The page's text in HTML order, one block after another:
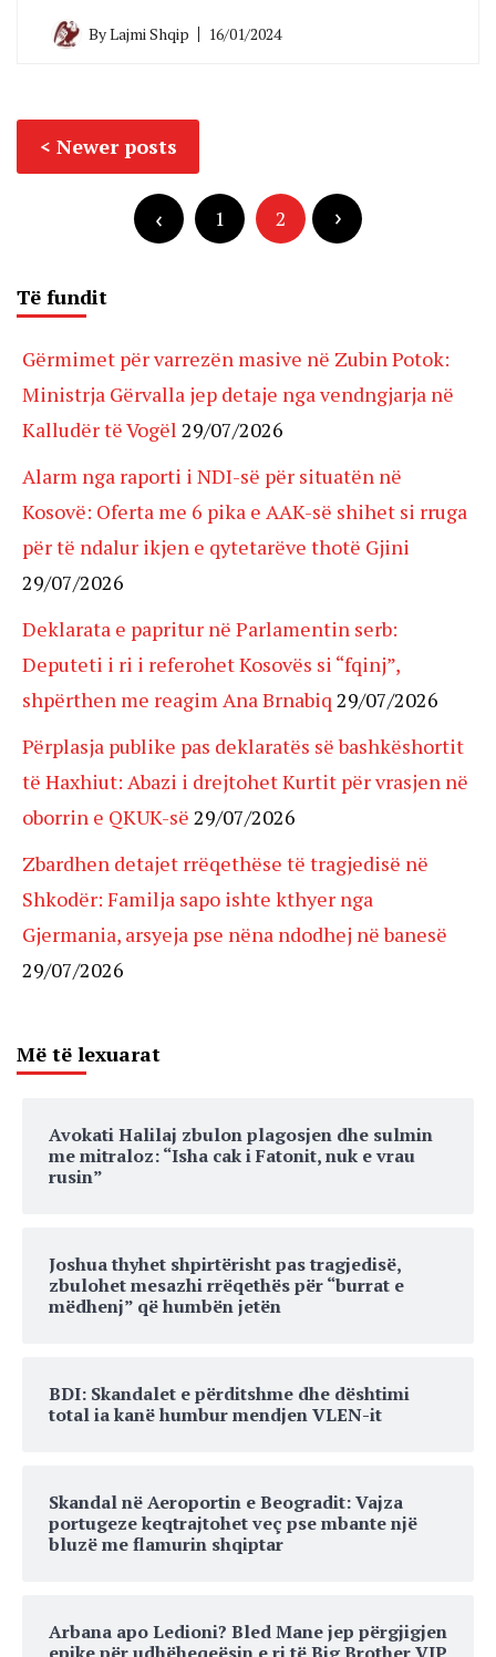
ByLajmi Shqip 16/01/2024
Posts
navigation
Newer posts
Posts
pagination
1 2
Të fundit
Gërmimet për varrezën masive në Zubin Potok:
Ministrja Gërvalla jep detaje nga vendngjarja në
Kalludër të Vogël 29/07/2026
Alarm nga raporti i NDI-së për situatën në
Kosovë: Oferta me 6 pika e AAK-së shihet si rruga
për të ndalur ikjen e qytetarëve thotë Gjini
29/07/2026
Deklarata e papritur në Parlamentin serb:
Deputeti i ri i referohet Kosovës si “fqinj”,
shpërthen me reagim Ana Brnabiq 29/07/2026
Përplasja publike pas deklaratës së bashkëshortit
të Haxhiut: Abazi i drejtohet Kurtit për vrasjen në
oborrin e QKUK-së 29/07/2026
Zbardhen detajet rrëqethëse të tragjedisë në
Shkodër: Familja sapo ishte kthyer nga
Gjermania, arsyeja pse nëna ndodhej në banesë
29/07/2026
Më të lexuarat
Avokati Halilaj zbulon plagosjen dhe sulmin
me mitraloz: “Isha cak i Fatonit, nuk e vrau
rusin”
Joshua thyhet shpirtërisht pas tragjedisë,
zbulohet mesazhi rrëqethës për “burrat e
mëdhenj” që humbën jetën
BDI: Skandalet e përditshme dhe dështimi
total ia kanë humbur mendjen VLEN-it
Skandal në Aeroportin e Beogradit: Vajza
portugeze keqtrajtohet veç pse mbante një
bluzë me flamurin shqiptar
Arbana apo Ledioni? Bled Mane jep përgjigjen